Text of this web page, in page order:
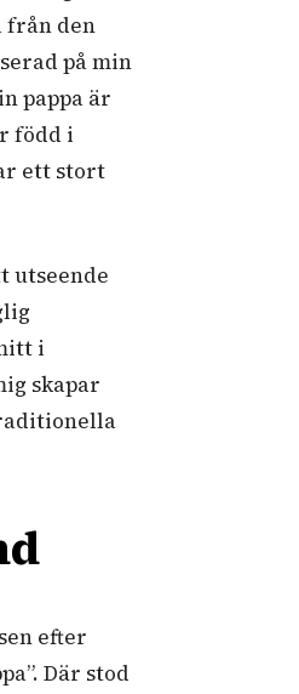
från den
på min
pappa är
född i
ett stort
utseende
i
skapar
efter
Där stod